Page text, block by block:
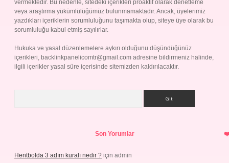
vermektedir. Bu nedenle, sitedeki içerikleri proaktif olarak denetleme
veya araştırma yükümlülüğümüz bulunmamaktadır. Ancak, üyelerimiz
yazdıkları içeriklerin sorumluluğunu taşımakta olup, siteye üye olarak bu
sorumluluğu kabul etmiş sayılırlar.
Hukuka ve yasal düzenlemelere aykırı olduğunu düşündüğünüz
içerikleri, backlinkpanelicomtr@gmail.com adresine bildirmeniz halinde,
ilgili içerikler yasal süre içerisinde sitemizden kaldırılacaktır.
Son Yorumlar
Hentbolda 3 adım kuralı nedir ? için admin